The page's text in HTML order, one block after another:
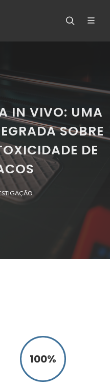
IN VIVO: UMA
SOBRE
DE
100%